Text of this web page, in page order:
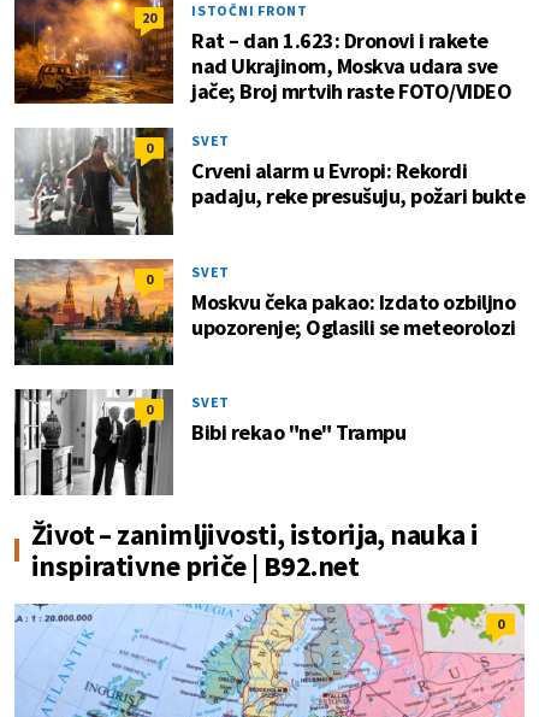
20 ISTOČNI FRONT
Rat – dan 1.623: Dronovi i rakete
nad Ukrajinom, Moskva udara sve
jače; Broj mrtvih raste FOTO/VIDEO
0 SVET
Crveni alarm u Evropi: Rekordi
padaju, reke presušuju, požari bukte
0 SVET
Moskvu čeka pakao: Izdato ozbiljno
upozorenje; Oglasili se meteorolozi
0 SVET
Bibi rekao "ne" Trampu
Život – zanimljivosti, istorija, nauka i
inspirativne priče | B92.net
0